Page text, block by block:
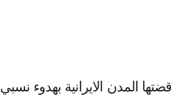
المدن الايرانية بهدوء نسبي